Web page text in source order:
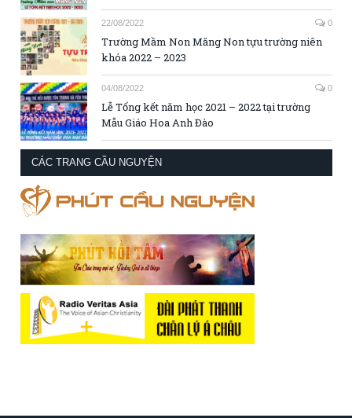
22/08/2022 0
Trường Mầm Non Măng Non tựu trường niên
khóa 2022 – 2023
04/08/2022 0
Lễ Tổng kết năm học 2021 – 2022 tại trường
Mẫu Giáo Hoa Anh Đào
CÁC TRANG CẦU NGUYỆN